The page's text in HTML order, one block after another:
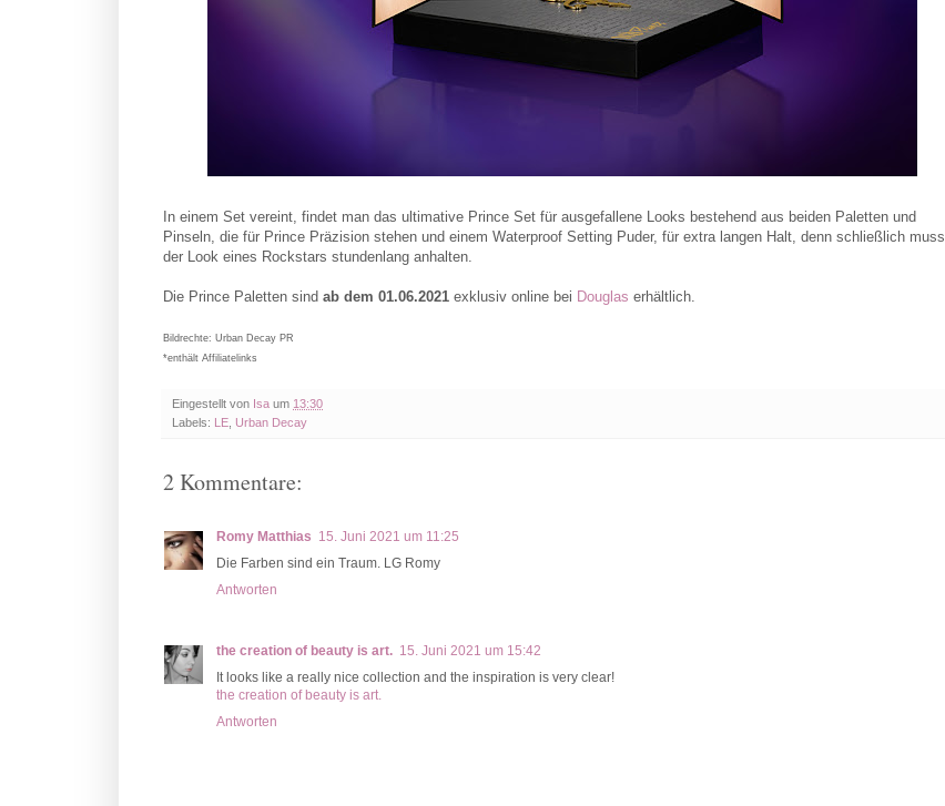
In einem Set vereint, findet man das ultimative Prince Set für ausgefallene Looks bestehend aus beiden Paletten und
Pinseln, die für Prince Präzision stehen und einem Waterproof Setting Puder, für extra langen Halt, denn schließlich muss
der Look eines Rockstars stundenlang anhalten.
Die Prince Paletten sind ab dem 01.06.2021 exklusiv online bei Douglas erhältlich.
Bildrechte: Urban Decay PR
*enthält Affiliatelinks
Eingestellt von Isa um 13:30
Labels: LE Urban Decay
2 Kommentare:
Romy Matthias 15. Juni 2021 um 11:25
Die Farben sind ein Traum. LG Romy
Antworten
the creation of beauty is art. 15. Juni 2021 um 15:42
It looks like a really nice collection and the inspiration is very clear!
the creation of beauty is art.
Antworten